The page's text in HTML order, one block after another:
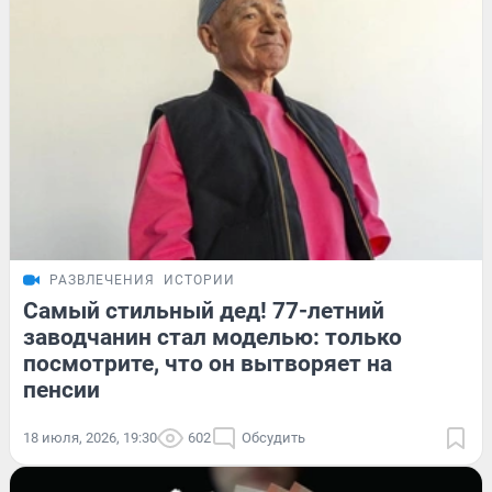
РАЗВЛЕЧЕНИЯ ИСТОРИИ
Самый стильный дед! 77-летний
заводчанин стал моделью: только
посмотрите, что он вытворяет на
пенсии
18 июля, 2026, 19:30 602 Обсудить